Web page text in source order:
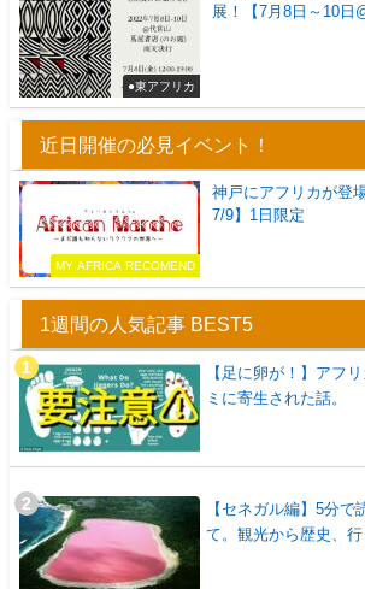
●東アフリカ
展！【7月8日～10日
近日開催の必見イベント！
MY AFRICA RECOMEND
神戸にアフリカが登
7/9】1日限定
1週間の人気記事 BEST5
【足に卵が！】アフ
ミに寄生された話。
【セネガル編】5分で
て。観光から歴史、行